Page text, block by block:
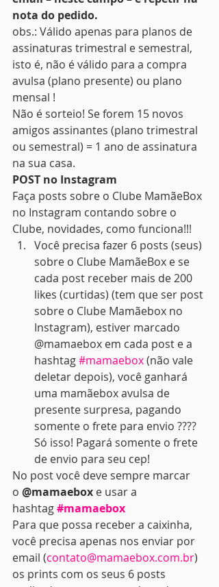
nota do pedido.
obs.: Válido apenas para planos de
assinaturas trimestral e semestral,
isto é, não é válido para a compra
avulsa (plano presente) ou plano
mensal !
Não é sorteio! Se forem 15 novos
amigos assinantes (plano trimestral
ou semestral) = 1 ano de assinatura
na sua casa.
POST no Instagram
Faça posts sobre o Clube MamãeBox
no Instagram contando sobre o
Clube, novidades, como funciona!!!
Você precisa fazer 6 posts (seus)
sobre o Clube MamãeBox e se
cada post receber mais de 200
likes (curtidas) (tem que ser post
sobre o Clube Mamãebox no
Instagram), estiver marcado
@mamaebox em cada post e a
hashtag #mamaebox (não vale
deletar depois), você ganhará
uma mamãebox avulsa de
presente surpresa, pagando
somente o frete para envio ????
Só isso! Pagará somente o frete
de envio para seu cep!
No post você deve sempre marcar
o @mamaebox e usar a
hashtag #mamaebox
Para que possa receber a caixinha,
você precisa apenas nos enviar por
email (contato@mamaebox.com.br)
os prints com os seus 6 posts